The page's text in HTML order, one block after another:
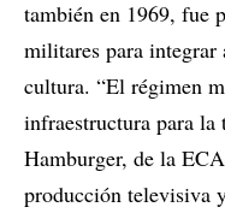
también en 1969, fue
militares para
cultura. “El régimen
infraestructura para
Hamburger, de la
producción televisiva